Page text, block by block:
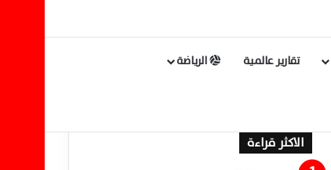
تقارير عالمية الرياضة
الاكثر قراءة